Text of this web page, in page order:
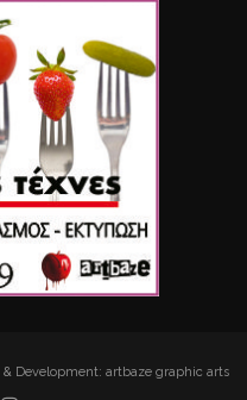
Development: artbaze graphic arts